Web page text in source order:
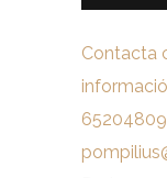
Contacta